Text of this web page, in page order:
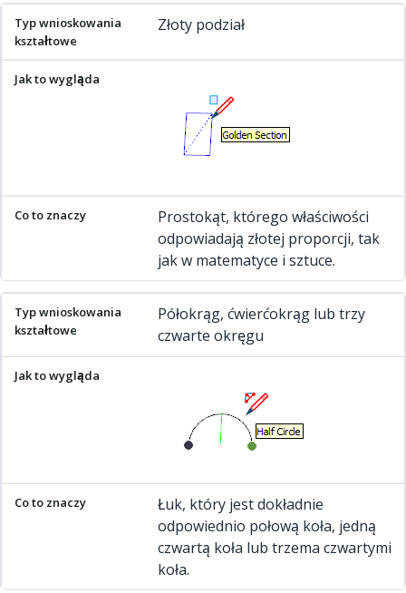
Złoty podział
Prostokąt, którego właściwości
odpowiadają złotej proporcji, tak
jak w matematyce i sztuce.
Półokrąg, ćwierćokrąg lub trzy
czwarte okręgu
Łuk, który jest dokładnie
odpowiednio połową koła, jedną
czwartą koła lub trzema czwartymi
koła.